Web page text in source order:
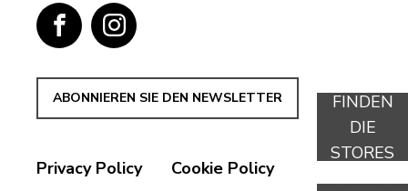
FINDEN
DIE
STORES
ABONNIEREN SIE DEN NEWSLETTER
Privacy Policy Cookie Policy